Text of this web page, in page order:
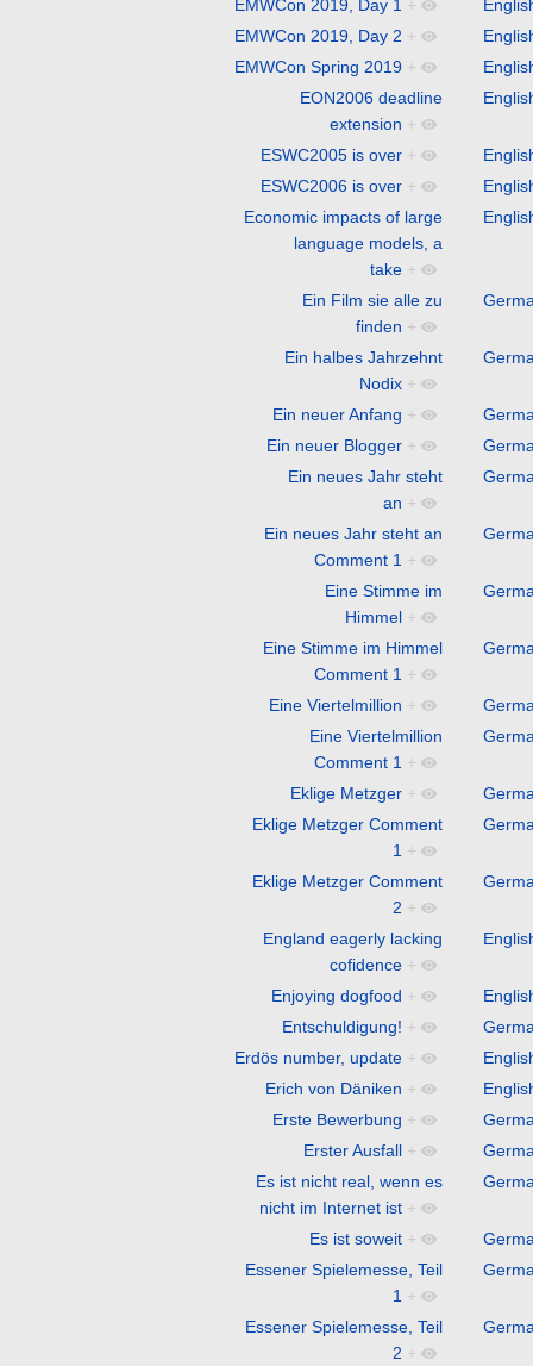
EMWCon 2019, Day 1 +
EMWCon 2019, Day 2 +
EMWCon Spring 2019 +
EON2006 deadline
extension +
ESWC2005 is over +
ESWC2006 is over +
Economic impacts of large
language models, a
take +
Ein Film sie alle zu
finden +
Ein halbes Jahrzehnt
Nodix +
Ein neuer Anfang +
Ein neuer Blogger +
Ein neues Jahr steht
an +
Ein neues Jahr steht an
Comment 1 +
Eine Stimme im
Himmel +
Eine Stimme im Himmel
Comment 1 +
Eine Viertelmillion +
Eine Viertelmillion
Comment 1 +
Eklige Metzger +
Eklige Metzger Comment
1 +
Eklige Metzger Comment
2 +
England eagerly lacking
cofidence +
Enjoying dogfood +
Entschuldigung! +
Erdös number, update +
Erich von Däniken +
Erste Bewerbung +
Erster Ausfall +
Es ist nicht real, wenn es
nicht im Internet ist +
Es ist soweit +
Essener Spielemesse, Teil
1 +
Essener Spielemesse, Teil
2 +